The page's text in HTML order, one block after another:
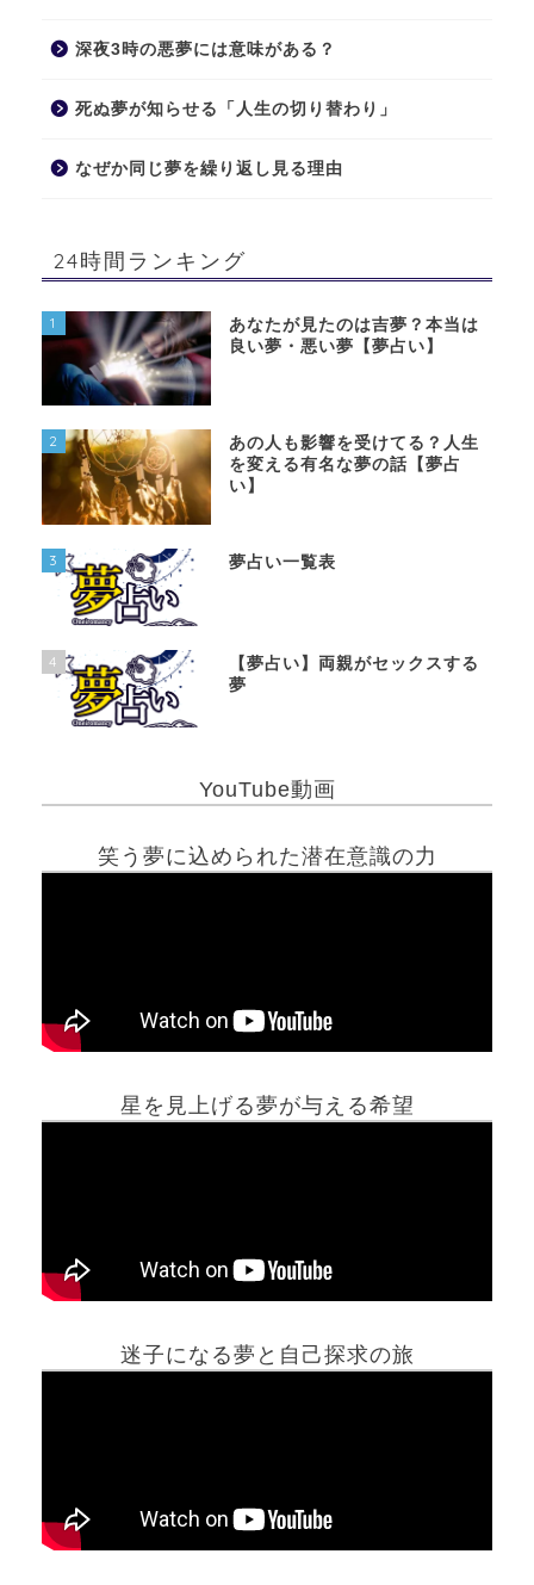
深夜3時の悪夢には意味がある？
死ぬ夢が知らせる「人生の切り替わり」
なぜか同じ夢を繰り返し見る理由
24時間ランキング
1
あなたが見たのは吉夢？本当は
良い夢・悪い夢【夢占い】
2
あの人も影響を受けてる？人生
を変える有名な夢の話【夢占
い】
3 夢占い一覧表
4
【夢占い】両親がセックスする
夢
YouTube動画
笑う夢に込められた潜在意識の力
星を見上げる夢が与える希望
迷子になる夢と自己探求の旅
ホーム
最新記事動画